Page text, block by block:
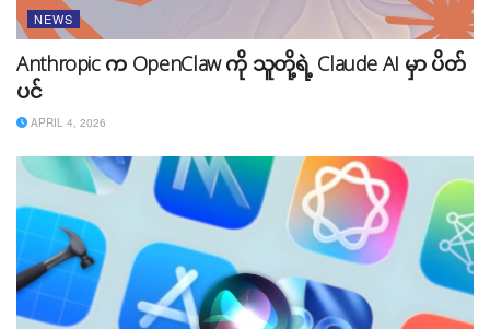
NEWS
Anthropic က OpenClaw ကို သူတို့ရဲ့ Claude AI မှာ ပိတ်
ပင်
APRIL 4, 2026